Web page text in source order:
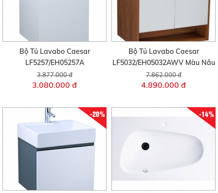
Bộ Tủ Lavabo Caesar
LF5257/EH05257A
3.877.000 đ
3.080.000 đ
Bộ Tủ Lavabo Caesar
LF5032/EH05032AWV Màu Nâu
7.862.000 đ
4.890.000 đ
-20% -14%